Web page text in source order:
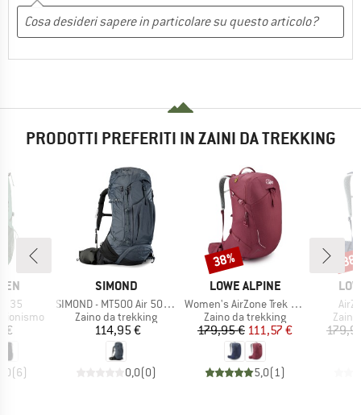
PRODOTTI PREFERITI IN ZAINI DA TREKKING
35
€
(6)
MARCHIO
SIMOND
Articolo
SIMOND - MT500 Air 50+10
Gruppo di prodotti
Zaino da trekking
Prezzo
114,95 €
0,0(0)
MARCHIO
LOWE ALPINE
Articolo
Women's AirZone Trek ND26
Gruppo di prodotti
Zaino da trekking
Prezzo
179,95 €Prezzo ridotto
111,57 €
5,0(1)
Sconto
38%